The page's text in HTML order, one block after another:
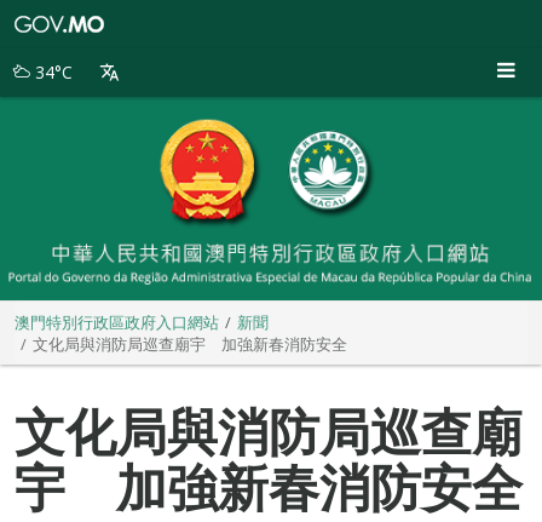
別
34°C
澳門特別行政區政府入口網站
新聞
文化局與消防局巡查廟宇 加強新春消防安全
文化局與消防局巡查廟
宇 加強新春消防安全